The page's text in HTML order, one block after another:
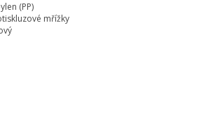
(PP)
mřížky